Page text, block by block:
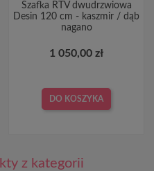
Szafka RTV dwudrzwiowa
Desin 120 cm - kaszmir / dąb
nagano
1 050,00 zł
DO KOSZYKA
z kategorii